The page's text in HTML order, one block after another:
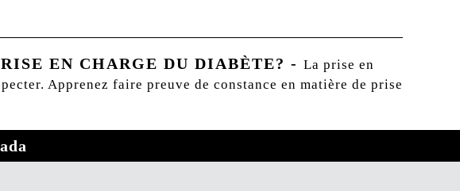
EN CHARGE DU DIABÈTE? - La prise en
Apprenez faire preuve de constance en matière de prise